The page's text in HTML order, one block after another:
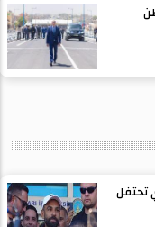
تحتفل